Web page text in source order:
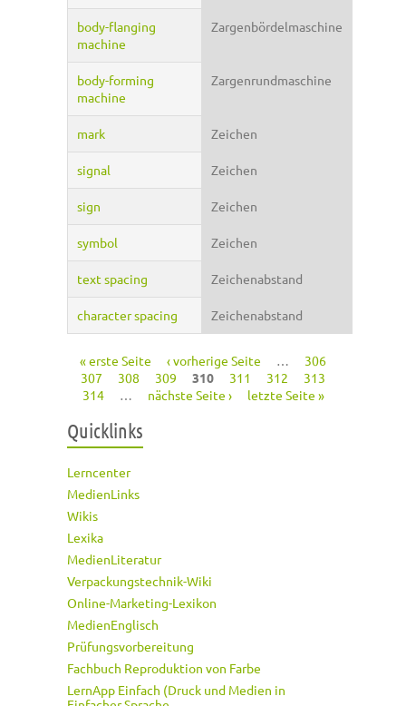
body-flanging
machine
Zargenbördelmaschine
body-forming
machine
Zargenrundmaschine
mark Zeichen
signal Zeichen
sign Zeichen
symbol Zeichen
text spacing Zeichenabstand
character spacing Zeichenabstand
Seiten
« erste Seite ‹ vorherige Seite …
306
307
308 309 310 311 312
313
314
… nächste Seite › letzte Seite »
Quicklinks
Lerncenter
MedienLinks
Wikis
Lexika
MedienLiteratur
Verpackungstechnik-Wiki
Online-Marketing-Lexikon
MedienEnglisch
Prüfungsvorbereitung
Fachbuch Reproduktion von Farbe
LernApp Einfach (Druck und Medien in